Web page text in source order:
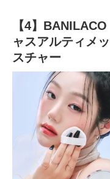
【4】
ャスアルティメ
スチャー